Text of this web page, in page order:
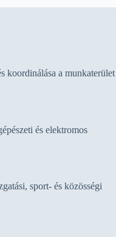
koordinálása a munkaterület
és elektromos
sport- és közösségi